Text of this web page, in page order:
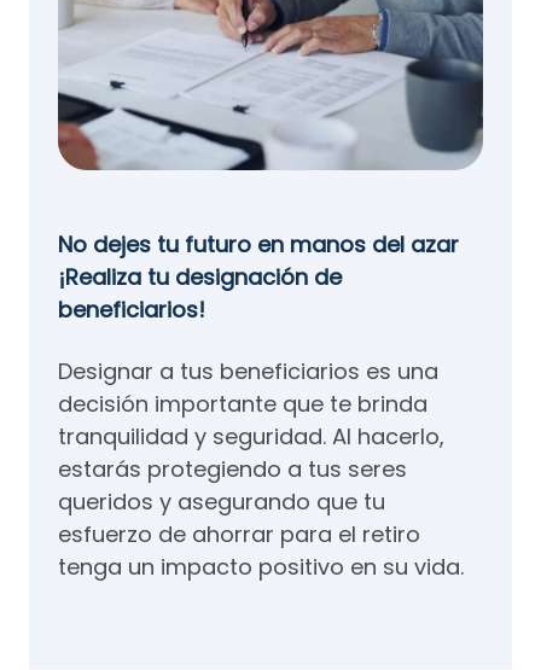
No dejes tu futuro en manos del azar
¡Realiza tu designación de
beneficiarios!
Designar a tus beneficiarios es una
decisión importante que te brinda
tranquilidad y seguridad. Al hacerlo,
estarás protegiendo a tus seres
queridos y asegurando que tu
esfuerzo de ahorrar para el retiro
tenga un impacto positivo en su vida.